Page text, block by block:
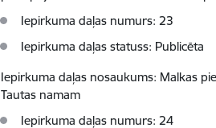
Iepirkuma daļas numurs: 23
Iepirkuma daļas statuss: Publicēta
Iepirkuma daļas nosaukums: Malkas
Tautas namam
Iepirkuma daļas numurs: 24